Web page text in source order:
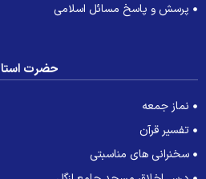
پرسش و پاسخ مسائل اسلامی
حضرت استاد
نماز جمعه
تفسیر قرآن
سخنرانی های مناسبتی